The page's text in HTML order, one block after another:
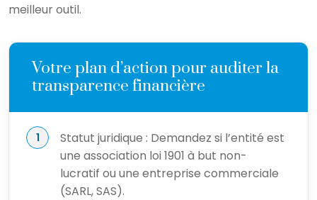
meilleur outil.
Votre plan d’action pour auditer la
transparence financière
Statut juridique : Demandez si l’entité est
une association loi 1901 à but non-
lucratif ou une entreprise commerciale
(SARL, SAS).